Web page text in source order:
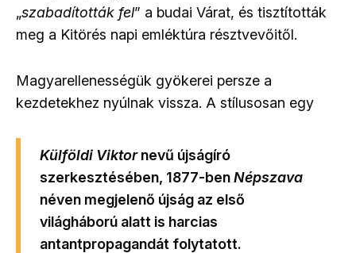
„szabadították fel” a budai Várat, és tisztították
meg a Kitörés napi emléktúra résztvevőitől.
Magyarellenességük gyökerei persze a
kezdetekhez nyúlnak vissza. A stílusosan egy
Külföldi Viktornevű újságíró
szerkesztésében, 1877-benNépszava
néven megjelenő újság az első
világháború alatt is harcias
antantpropagandát folytatott.